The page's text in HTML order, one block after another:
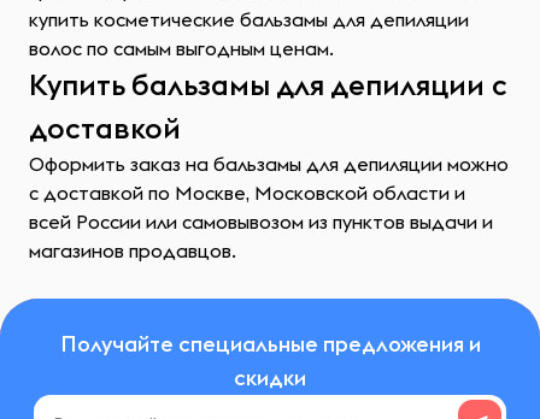
купить косметические бальзамы для депиляции
волос по самым выгодным ценам.
Купить бальзамы для депиляции с
доставкой
Оформить заказ на бальзамы для депиляции можно
с доставкой по Москве, Московской области и
всей России или самовывозом из пунктов выдачи и
магазинов продавцов.
Получайте специальные предложения и
скидки